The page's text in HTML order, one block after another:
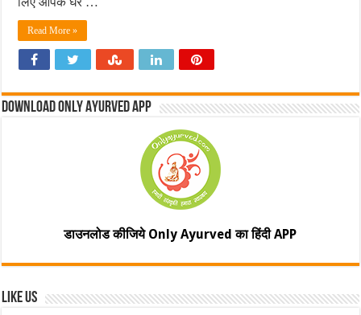
Read More »
Download Only Ayurved App
डाउनलोड कीजिये Only Ayurved का हिंदी APP
Like Us